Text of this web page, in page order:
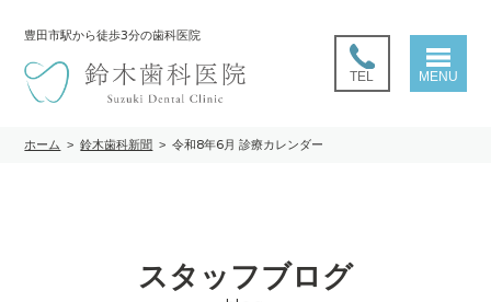
豊田市駅から徒歩3分の歯科医院
TEL MENU
ホーム >鈴木歯科新聞 >令和8年6月 診療カレンダー
スタッフブログ